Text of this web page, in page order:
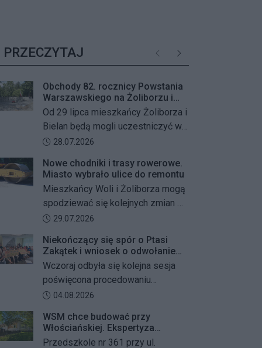
PRZECZYTAJ PoprzednieNastępne
Obchody 82. rocznicy Powstania
Warszawskiego na Żoliborzu i
Bielanach
Od 29 lipca mieszkańcy Żoliborza i
Bielan będą mogli uczestniczyć w
szeregu kolejnych wydarzeń
Powstania Warszawskiego oraz
żołnierzy Armii Krajowej Obwodu
„Żywiciel”. W programie znalazły
się akcje porządkowania miejsc
pamięci, uroczystości patriotyczne,
spotkania z powstańcami oraz
wspólne oddanie hołdu bohaterom
Data dodania artykułu:
28.07.2026
Nowe chodniki i trasy rowerowe.
Miasto wybrało ulice do remontu
Mieszkańcy Woli i Żoliborza mogą
spodziewać się kolejnych zmian w
miejskiej przestrzeni. Warszawa
dróg dla rowerów na kilku ważnych
ulicach obu dzielnic. Wykonawcy
mają zostać wybrani w przetargu, a
wszystkie prace mają zakończyć
się jeszcze w tym roku.
Data dodania artykułu:
29.07.2026
Niekończący się spór o Ptasi
Zakątek i wniosek o odwołanie
przewodniczącego Rady
Dzielnicy
Wczoraj odbyła się kolejna sesja
poświęcona procedowaniu
obywatelskiego projektu uchwały
zaniechania budowy zespołu
przedszkolno-żłobkowego przy ul.
Data dodania artykułu:
04.08.2026
WSM chce budować przy
Włościańskiej. Ekspertyza
wykazała problemy z gruntem
Przedszkole nr 361 przy ul.